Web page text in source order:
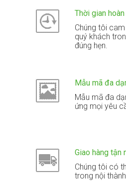
Thời gian
Chúng tôi
quý khách
đúng hẹn.
Mẫu mã đa
Mẫu mã đa
ứng mọi yêu
Giao hàng tận
Chúng tôi có
trong nội